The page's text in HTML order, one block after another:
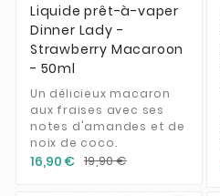
Liquide prêt-à-vaper
Dinner Lady -
Strawberry Macaroon
- 50ml
Un délicieux macaron
aux fraises avec ses
notes d'amandes et de
noix de coco.
16,90 € 19,90 €